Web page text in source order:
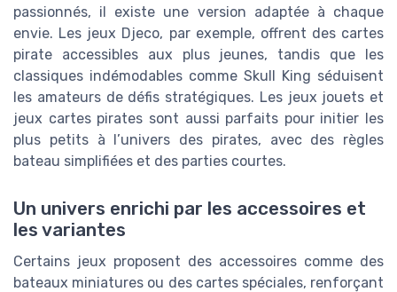
passionnés, il existe une version adaptée à chaque
envie. Les jeux Djeco, par exemple, offrent des cartes
pirate accessibles aux plus jeunes, tandis que les
classiques indémodables comme Skull King séduisent
les amateurs de défis stratégiques. Les jeux jouets et
jeux cartes pirates sont aussi parfaits pour initier les
plus petits à l’univers des pirates, avec des règles
bateau simplifiées et des parties courtes.
Un univers enrichi par les accessoires et
les variantes
Certains jeux proposent des accessoires comme des
bateaux miniatures ou des cartes spéciales, renforçant